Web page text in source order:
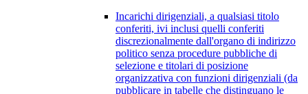
Incarichi dirigenziali, a qualsiasi titolo
conferiti, ivi inclusi quelli conferiti
discrezionalmente dall'organo di indirizzo
politico senza procedure pubbliche di
selezione e titolari di posizione
organizzativa con funzioni dirigenziali (da
pubblicare in tabelle che distinguano le